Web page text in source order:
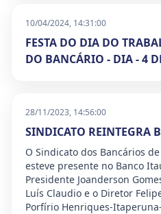
10/04/2024, 14:31:00
FESTA DO DIA DO
DO BANCÁRIO - DIA - 4
28/11/2023, 14:56:00
SINDICATO REINTEGRA
O Sindicato dos Bancários
esteve presente no Banco
Presidente Joanderson
Luís Claudio e o Diretor
Porfírio Henriques-